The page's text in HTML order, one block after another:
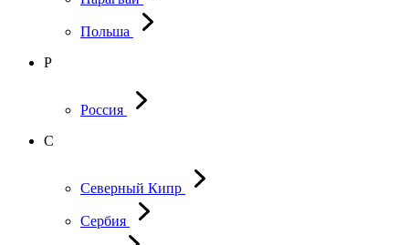
Польша
Р
Россия
С
Северный Кипр
Сербия